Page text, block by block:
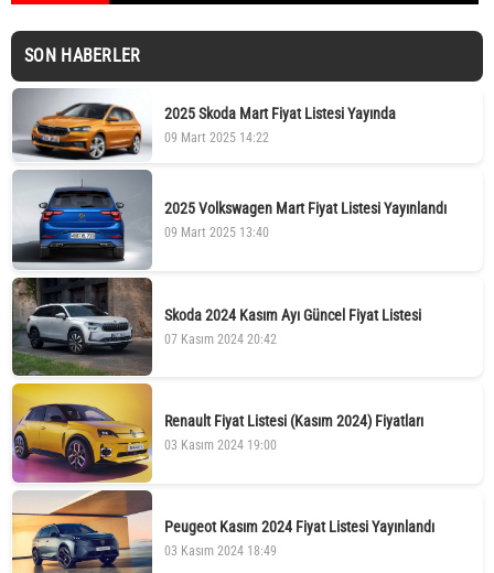
SON HABERLER
2025 Skoda Mart Fiyat Listesi Yayında
09 Mart 2025 14:22
2025 Volkswagen Mart Fiyat Listesi Yayınlandı
09 Mart 2025 13:40
Skoda 2024 Kasım Ayı Güncel Fiyat Listesi
07 Kasım 2024 20:42
Renault Fiyat Listesi (Kasım 2024) Fiyatları
03 Kasım 2024 19:00
Peugeot Kasım 2024 Fiyat Listesi Yayınlandı
03 Kasım 2024 18:49